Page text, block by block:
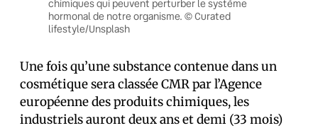
chimiques qui peuvent perturber le système
hormonal de notre organisme. © Curated
lifestyle/Unsplash
Une fois qu’une substance contenue dans un
cosmétique sera classée CMR par l’Agence
européenne des produits chimiques, les
industriels auront deux ans et demi (33 mois)